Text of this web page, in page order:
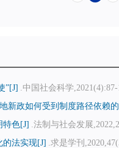
”[J] .中国社会科学
新政如何受到制度路径依赖
特色[J] .法制与社会发展
法实现[J] .求是学刊